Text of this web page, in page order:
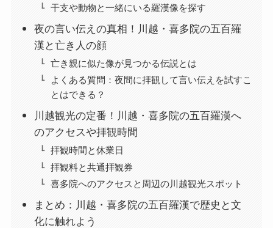
干支や動物と一緒にいる羅漢像を探す
夜の言い伝えの真相！川越・喜多院の五百羅
漢と亡き人の顔
亡き親に似た像が見つかる伝説とは
よくある質問：夜間に拝観して言い伝えを試すこ
とはできる？
川越観光の定番！川越・喜多院の五百羅漢へ
のアクセスや拝観時間
拝観時間と休業日
拝観料と共通拝観券
喜多院へのアクセスと周辺の川越観光スポット
まとめ：川越・喜多院の五百羅漢で歴史と文
化に触れよう